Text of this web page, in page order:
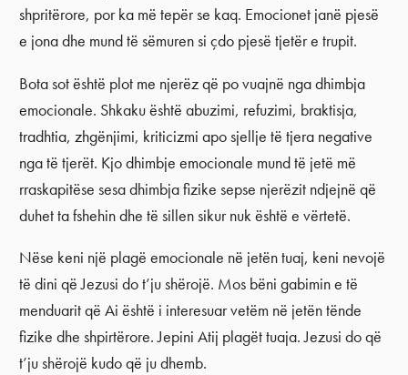
shpritërore, por ka më tepër se kaq. Emocionet janë pjesë
e jona dhe mund të sëmuren si çdo pjesë tjetër e trupit.
Bota sot është plot me njerëz që po vuajnë nga dhimbja
emocionale. Shkaku është abuzimi, refuzimi, braktisja,
tradhtia, zhgënjimi, kriticizmi apo sjellje të tjera negative
nga të tjerët. Kjo dhimbje emocionale mund të jetë më
rraskapitëse sesa dhimbja fizike sepse njerëzit ndjejnë që
duhet ta fshehin dhe të sillen sikur nuk është e vërtetë.
Nëse keni një plagë emocionale në jetën tuaj, keni nevojë
të dini që Jezusi do t’ju shërojë. Mos bëni gabimin e të
menduarit që Ai është i interesuar vetëm në jetën tënde
fizike dhe shpirtërore. Jepini Atij plagët tuaja. Jezusi do që
t’ju shërojë kudo që ju dhemb.